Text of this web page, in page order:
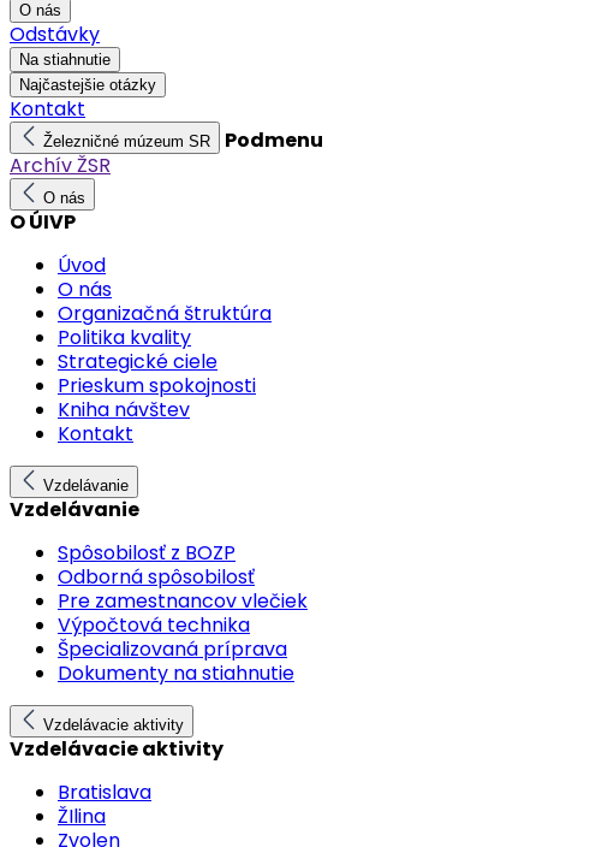
O nás
Odstávky
Na stiahnutie
Najčastejšie otázky
Kontakt
Železničné múzeum SR
Podmenu
Archív ŽSR
O nás
O ÚIVP
Úvod
O nás
Organizačná štruktúra
Politika kvality
Strategické ciele
Prieskum spokojnosti
Kniha návštev
Kontakt
Vzdelávanie
Vzdelávanie
Spôsobilosť z BOZP
Odborná spôsobilosť
Pre zamestnancov vlečiek
Výpočtová technika
Špecializovaná príprava
Dokumenty na stiahnutie
Vzdelávacie aktivity
Vzdelávacie aktivity
Bratislava
ŽIlina
Zvolen